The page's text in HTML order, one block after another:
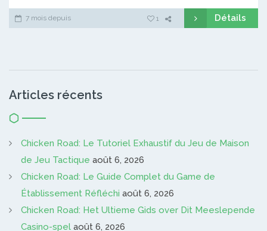
7 mois depuis 1 Détails
Articles récents
Chicken Road: Le Tutoriel Exhaustif du Jeu de Maison
de Jeu Tactique août 6, 2026
Chicken Road: Le Guide Complet du Game de
Établissement Réfléchi août 6, 2026
Chicken Road: Het Ultieme Gids over Dit Meeslepende
Casino-spel août 6, 2026